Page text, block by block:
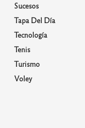
Sucesos
Tapa Del Día
Tecnología
Tenis
Turismo
Voley